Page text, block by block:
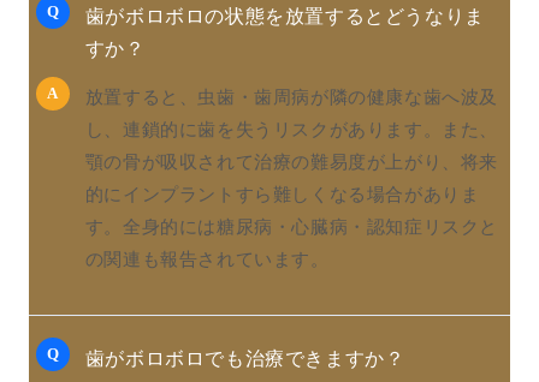
Q
歯がボロボロの状態を放置するとどうなりま
すか？
A
放置すると、虫歯・歯周病が隣の健康な歯へ波及
し、連鎖的に歯を失うリスクがあります。また、
顎の骨が吸収されて治療の難易度が上がり、将来
的にインプラントすら難しくなる場合がありま
す。全身的には糖尿病・心臓病・認知症リスクと
の関連も報告されています。
Q 歯がボロボロでも治療できますか？